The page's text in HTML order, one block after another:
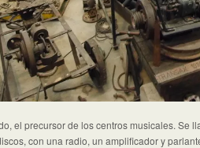
el precursor de los centros musicales. Se
con una radio, un amplificador y